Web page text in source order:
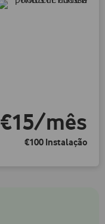
€15/mês
€100 Instalação